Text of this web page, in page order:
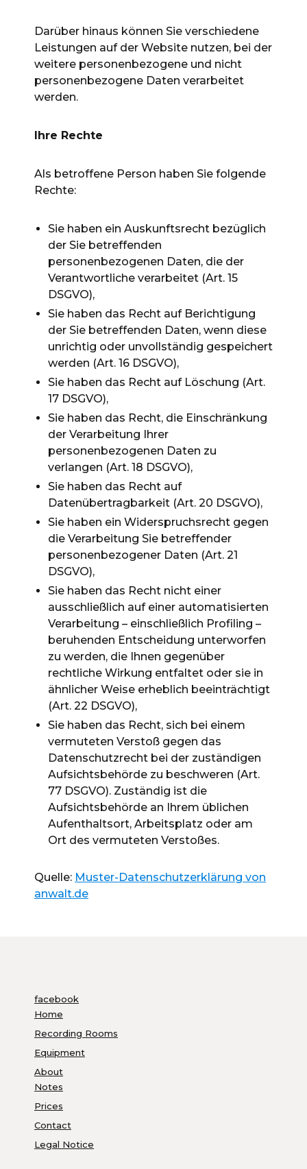
Darüber hinaus können Sie verschiedene
Leistungen auf der Website nutzen, bei der
weitere personenbezogene und nicht
personenbezogene Daten verarbeitet
werden.
Ihre Rechte
Als betroffene Person haben Sie folgende
Rechte:
Sie haben ein Auskunftsrecht bezüglich
der Sie betreffenden
personenbezogenen Daten, die der
Verantwortliche verarbeitet (Art. 15
DSGVO),
Sie haben das Recht auf Berichtigung
der Sie betreffenden Daten, wenn diese
unrichtig oder unvollständig gespeichert
werden (Art. 16 DSGVO),
Sie haben das Recht auf Löschung (Art.
17 DSGVO),
Sie haben das Recht, die Einschränkung
der Verarbeitung Ihrer
personenbezogenen Daten zu
verlangen (Art. 18 DSGVO),
Sie haben das Recht auf
Datenübertragbarkeit (Art. 20 DSGVO),
Sie haben ein Widerspruchsrecht gegen
die Verarbeitung Sie betreffender
personenbezogener Daten (Art. 21
DSGVO),
Sie haben das Recht nicht einer
ausschließlich auf einer automatisierten
Verarbeitung – einschließlich Profiling –
beruhenden Entscheidung unterworfen
zu werden, die Ihnen gegenüber
rechtliche Wirkung entfaltet oder sie in
ähnlicher Weise erheblich beeinträchtigt
(Art. 22 DSGVO),
Sie haben das Recht, sich bei einem
vermuteten Verstoß gegen das
Datenschutzrecht bei der zuständigen
Aufsichtsbehörde zu beschweren (Art.
77 DSGVO). Zuständig ist die
Aufsichtsbehörde an Ihrem üblichen
Aufenthaltsort, Arbeitsplatz oder am
Ort des vermuteten Verstoßes.
Quelle: Muster-Datenschutzerklärung von
anwalt.de
facebook
Home
Recording Rooms
Equipment
About
Notes
Prices
Contact
Legal Notice